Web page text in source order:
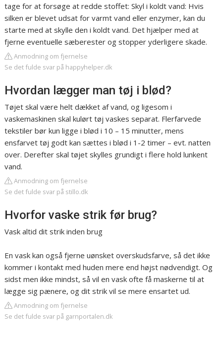
tage for at forsøge at redde stoffet: Skyl i koldt vand: Hvis
silken er blevet udsat for varmt vand eller enzymer, kan du
starte med at skylle den i koldt vand. Det hjælper med at
fjerne eventuelle sæberester og stopper yderligere skade.
Anmodning om fjernelse
Se det fulde svar på happyhelper.dk
Hvordan lægger man tøj i blød?
Tøjet skal være helt dækket af vand, og ligesom i
vaskemaskinen skal kulørt tøj vaskes separat. Flerfarvede
tekstiler bør kun ligge i blød i 10 – 15 minutter, mens
ensfarvet tøj godt kan sættes i blød i 1-2 timer – evt. natten
over. Derefter skal tøjet skylles grundigt i flere hold lunkent
vand.
Anmodning om fjernelse
Se det fulde svar på stillo.dk
Hvorfor vaske strik før brug?
Vask altid dit strik inden brug
En vask kan også fjerne uønsket overskudsfarve, så det ikke
kommer i kontakt med huden mere end højst nødvendigt. Og
sidst men ikke mindst, så vil en vask ofte få maskerne til at
lægge sig pænere, og dit strik vil se mere ensartet ud.
Anmodning om fjernelse
Se det fulde svar på garnportalen.dk